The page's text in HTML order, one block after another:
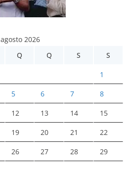
agosto 2026
Q Q S S
1
5 6 7 8
12 13 14 15
19 20 21 22
26 27 28 29